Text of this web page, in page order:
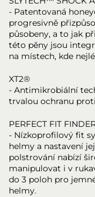
- Patentovaná
progresivně
působeny, a to jak
této pěny jsou
na místech, kde
XT2®
- Antimikrobiální
trvalou ochranu
PERFECT FIT
- Nízkoprofilový fit
helmy a nastavení
polstrování nabízí
manipulovat i v
do 3 poloh pro
helmy.